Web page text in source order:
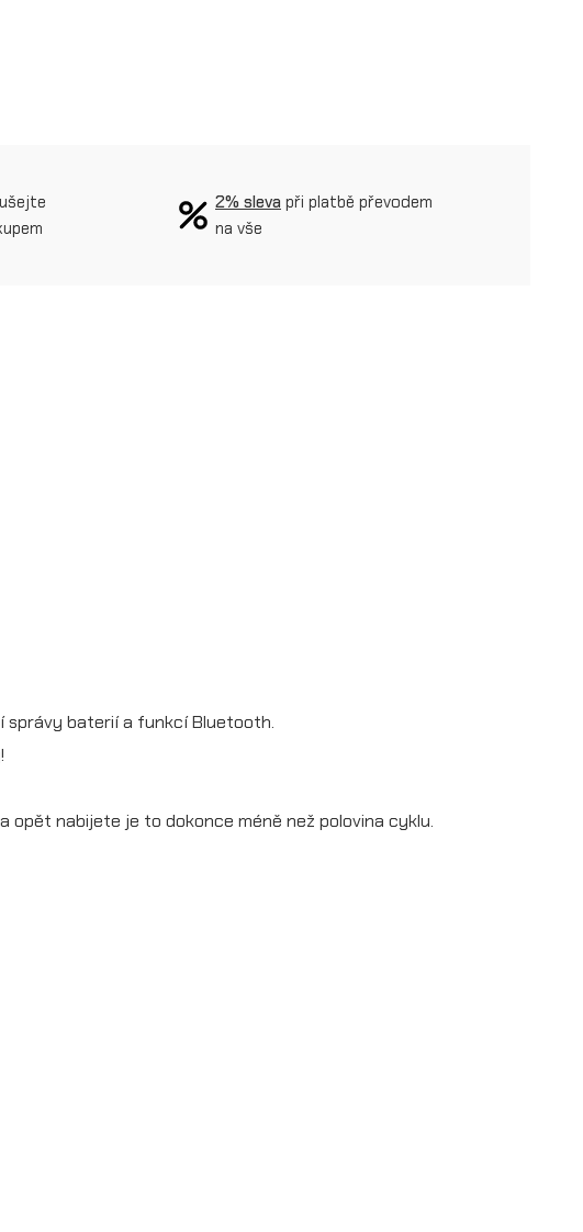
2% sleva při platbě převodem
na vše
správy baterií a funkcí Bluetooth.
nabijete je to dokonce méně než polovina cyklu.